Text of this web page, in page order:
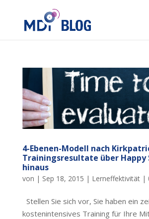
4-Ebenen-Modell nach
Trainingsresultate über Happy
hinaus
von | Sep 18, 2015 | Lerneffektivität|
Stellen Sie sich vor, Sie haben ein
kostenintensives Training für Ihre